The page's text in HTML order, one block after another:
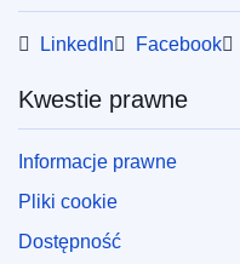
LinkedIn Facebook
Kwestie prawne
Informacje prawne
Pliki cookie
Dostępność